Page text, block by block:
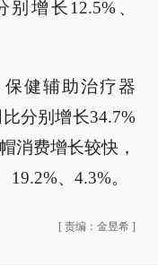
增长12.5%、
健辅助治疗器
分别增长34.7%
消费增长较快，
、4.3%。
[ 责编：金昱希 ]